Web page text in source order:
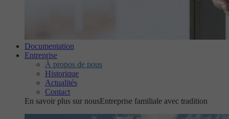
Documentation
Entreprise
À propos de nous
Historique
Actualités
Contact
En savoir plus sur nousEntreprise familiale avec tradition